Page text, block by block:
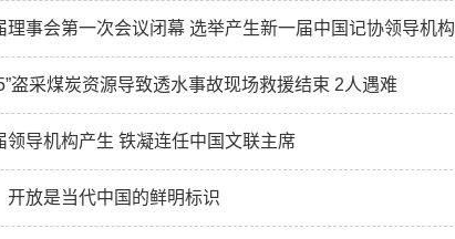
理事会第一次会议闭幕 选举产生新一届中国记协领导机构
盗采煤炭资源导致透水事故现场救援结束 2人遇难
领导机构产生 铁凝连任中国文联主席
开放是当代中国的鲜明标识